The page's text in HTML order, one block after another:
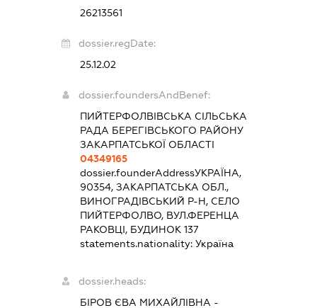
26213561
dossier.regDate:
25.12.02
dossier.foundersAndBenef:
ПИЙТЕРФОЛВІВСЬКА СІЛЬСЬКА
РАДА БЕРЕГІВСЬКОГО РАЙОНУ
ЗАКАРПАТСЬКОЇ ОБЛАСТІ
04349165
dossier.founderAddressУКРАЇНА,
90354, ЗАКАРПАТСЬКА ОБЛ.,
ВИНОГРАДІВСЬКИЙ Р-Н, СЕЛО
ПИЙТЕРФОЛВО, ВУЛ.ФЕРЕНЦА
РАКОВЦІ, БУДИНОК 137
statements.nationality: Україна
dossier.heads:
БІРОВ ЄВА МИХАЙЛІВНА -